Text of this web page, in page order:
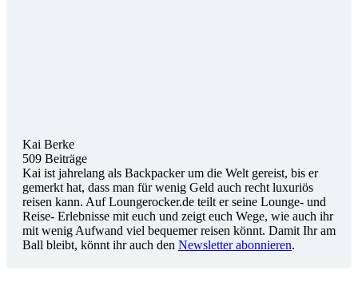
Kai Berke
509 Beiträge
Kai ist jahrelang als Backpacker um die Welt gereist, bis er
gemerkt hat, dass man für wenig Geld auch recht luxuriös
reisen kann. Auf Loungerocker.de teilt er seine Lounge- und
Reise- Erlebnisse mit euch und zeigt euch Wege, wie auch ihr
mit wenig Aufwand viel bequemer reisen könnt. Damit Ihr am
Ball bleibt, könnt ihr auch den Newsletter abonnieren.